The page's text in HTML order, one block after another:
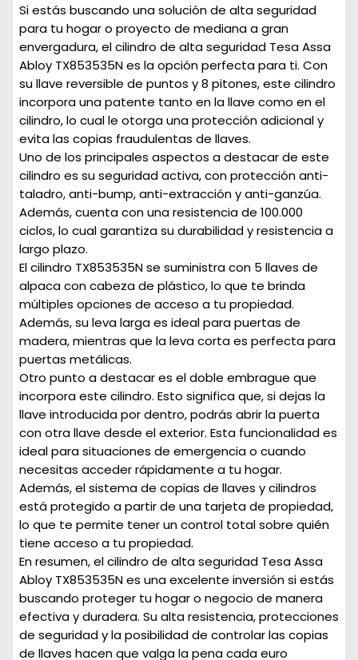
Si estás buscando una solución de alta seguridad
para tu hogar o proyecto de mediana a gran
envergadura, el cilindro de alta seguridad Tesa Assa
Abloy TX853535N es la opción perfecta para ti. Con
su llave reversible de puntos y 8 pitones, este cilindro
incorpora una patente tanto en la llave como en el
cilindro, lo cual le otorga una protección adicional y
evita las copias fraudulentas de llaves.
Uno de los principales aspectos a destacar de este
cilindro es su seguridad activa, con protección anti-
taladro, anti-bump, anti-extracción y anti-ganzúa.
Además, cuenta con una resistencia de 100.000
ciclos, lo cual garantiza su durabilidad y resistencia a
largo plazo.
El cilindro TX853535N se suministra con 5 llaves de
alpaca con cabeza de plástico, lo que te brinda
múltiples opciones de acceso a tu propiedad.
Además, su leva larga es ideal para puertas de
madera, mientras que la leva corta es perfecta para
puertas metálicas.
Otro punto a destacar es el doble embrague que
incorpora este cilindro. Esto significa que, si dejas la
llave introducida por dentro, podrás abrir la puerta
con otra llave desde el exterior. Esta funcionalidad es
ideal para situaciones de emergencia o cuando
necesitas acceder rápidamente a tu hogar.
Además, el sistema de copias de llaves y cilindros
está protegido a partir de una tarjeta de propiedad,
lo que te permite tener un control total sobre quién
tiene acceso a tu propiedad.
En resumen, el cilindro de alta seguridad Tesa Assa
Abloy TX853535N es una excelente inversión si estás
buscando proteger tu hogar o negocio de manera
efectiva y duradera. Su alta resistencia, protecciones
de seguridad y la posibilidad de controlar las copias
de llaves hacen que valga la pena cada euro